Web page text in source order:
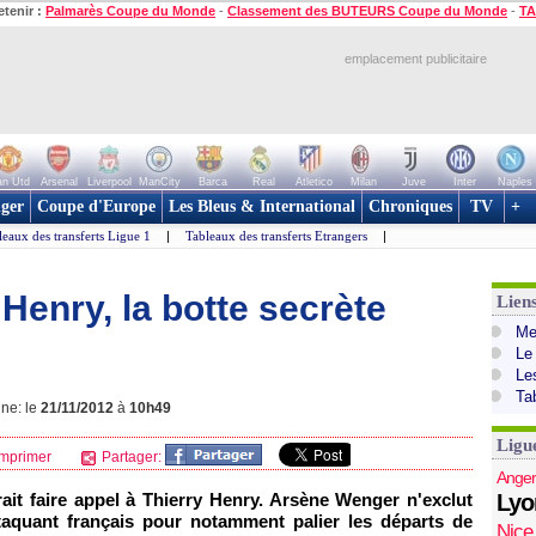
: Palmarès Coupe du Monde - Classement des BUTEURS Coupe du Monde -
emplacement publicitaire
Utd Arsenal Liverpool ManCity Barca Real Atletico Milan Juve Inter Naples
Coupe d'Europe Les Bleus & International Chroniques TV +
des transferts Ligue 1 | Tableaux des transferts Etrangers |
la botte secrète
le 21/11/2012 à 10h49
Partager:
faire appel à Thierry Henry. Arsène Wenger n'exclut
français pour notamment palier les départs de